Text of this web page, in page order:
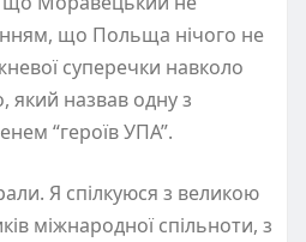
що Польща нічого не
суперечки навколо
який назвав одну з
“героїв УПА”.
Я спілкуюся з великою
міжнародної спільноти, з